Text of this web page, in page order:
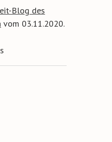
Blog des
vom 03.11.2020.